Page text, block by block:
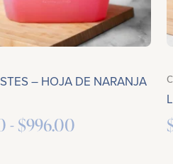
– HOJA DE NARANJA
- $996.00